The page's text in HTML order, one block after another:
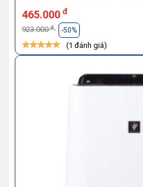
465.000 đ
923.000đ -50%
(1 đánh giá)